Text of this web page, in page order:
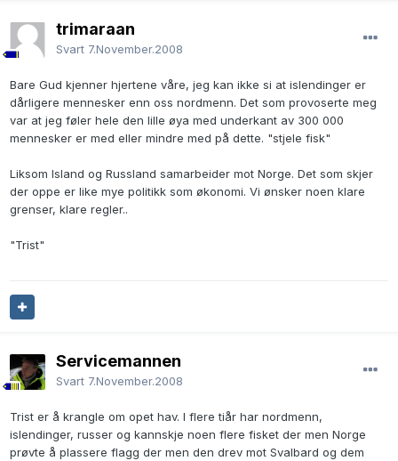
trimaraan
Svart 7.November.2008
Bare Gud kjenner hjertene våre, jeg kan ikke si at islendinger er
dårligere mennesker enn oss nordmenn. Det som provoserte meg
var at jeg føler hele den lille øya med underkant av 300 000
mennesker er med eller mindre med på dette. "stjele fisk"
Liksom Island og Russland samarbeider mot Norge. Det som skjer
der oppe er like mye politikk som økonomi. Vi ønsker noen klare
grenser, klare regler..
"Trist"
Servicemannen
Svart 7.November.2008
Trist er å krangle om opet hav. I flere tiår har nordmenn,
islendinger, russer og kannskje noen flere fisket der men Norge
prøvte å plassere flagg der men den drev mot Svalbard og dem